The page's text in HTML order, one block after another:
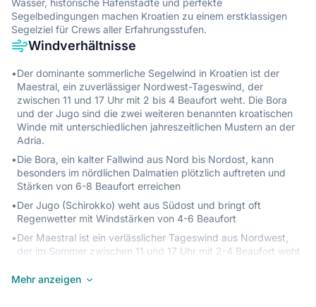
Wasser, historische Hafenstädte und perfekte
Segelbedingungen machen Kroatien zu einem erstklassigen
Segelziel für Crews aller Erfahrungsstufen.
Windverhältnisse
•Der dominante sommerliche Segelwind in Kroatien ist der
Maestral, ein zuverlässiger Nordwest-Tageswind, der
zwischen 11 und 17 Uhr mit 2 bis 4 Beaufort weht. Die Bora
und der Jugo sind die zwei weiteren benannten kroatischen
Winde mit unterschiedlichen jahreszeitlichen Mustern an der
Adria.
•Die Bora, ein kalter Fallwind aus Nord bis Nordost, kann
besonders im nördlichen Dalmatien plötzlich auftreten und
Stärken von 6-8 Beaufort erreichen
•Der Jugo (Schirokko) weht aus Südost und bringt oft
Regenwetter mit Windstärken von 4-6 Beaufort
•Der Maestral ist ein verlässlicher Tageswind aus Nordwest,
der im Sommer zwischen 11 und 17 Uhr mit 2-4 Beaufort weht
als im südlichen Dalmatien
Mehr anzeigen